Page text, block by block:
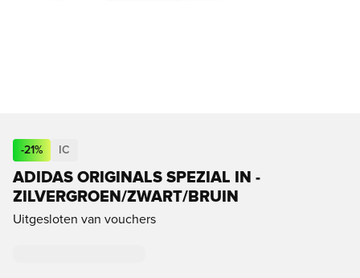
-21% IC
ADIDAS ORIGINALS SPEZIAL IN -
ZILVERGROEN/ZWART/BRUIN
Uitgesloten van vouchers